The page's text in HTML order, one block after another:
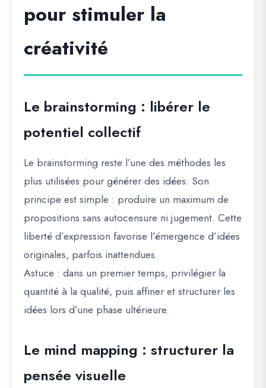
pour stimuler la
créativité
Le brainstorming : libérer le
potentiel collectif
Le brainstorming reste l’une des méthodes les
plus utilisées pour générer des idées. Son
principe est simple : produire un maximum de
propositions sans autocensure ni jugement. Cette
liberté d’expression favorise l’émergence d’idées
originales, parfois inattendues.
Astuce : dans un premier temps, privilégier la
quantité à la qualité, puis affiner et structurer les
idées lors d’une phase ultérieure.
Le mind mapping : structurer la
pensée visuelle